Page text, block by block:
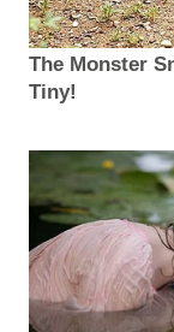
The Monster
Tiny!